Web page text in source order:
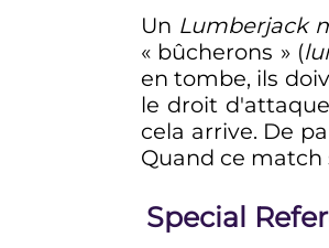
Un Lumberjack
« bûcherons » (
en tombe, ils
le droit
cela arrive. De
Quand ce match
Special